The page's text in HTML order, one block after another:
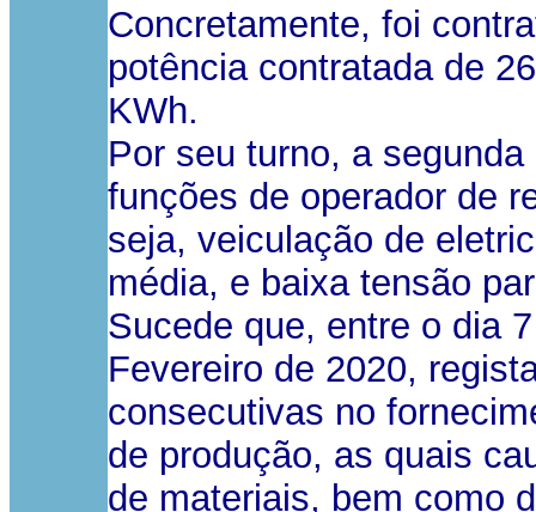
Concretamente, foi
potência contratada de
KWh.
Por seu turno, a
funções de operador de
seja, veiculação de
média, e baixa tensão
Sucede que, entre o dia
Fevereiro de 2020,
consecutivas no
de produção, as quais
de materiais, bem como